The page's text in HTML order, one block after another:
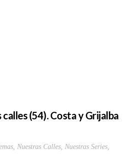
(54). Costa y Grijalba
, Nuestras Calles, Nuestras Series,